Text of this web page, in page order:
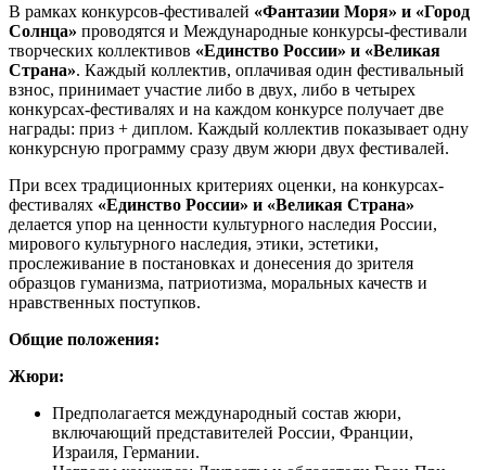
В рамках конкурсов-фестивалей «Фантазии Моря» и «Город
Солнца» проводятся и Международные конкурсы-фестивали
творческих коллективов «Единство России» и «Великая
Страна». Каждый коллектив, оплачивая один фестивальный
взнос, принимает участие либо в двух, либо в четырех
конкурсах-фестивалях и на каждом конкурсе получает две
награды: приз + диплом. Каждый коллектив показывает одну
конкурсную программу сразу двум жюри двух фестивалей.
При всех традиционных критериях оценки, на конкурсах-
фестивалях «Единство России» и «Великая Страна»
делается упор на ценности культурного наследия России,
мирового культурного наследия, этики, эстетики,
прослеживание в постановках и донесения до зрителя
образцов гуманизма, патриотизма, моральных качеств и
нравственных поступков.
Общие положения:
Жюри:
Предполагается международный состав жюри,
включающий представителей России, Франции,
Израиля, Германии.